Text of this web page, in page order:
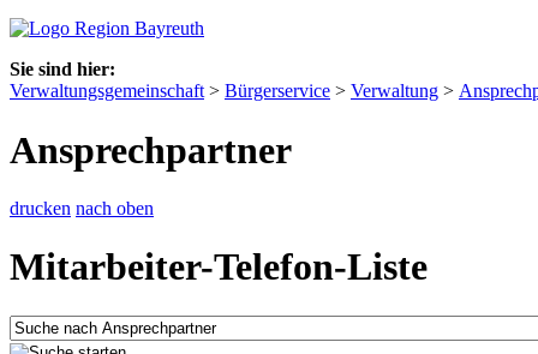
Sie sind hier:
Verwaltungsgemeinschaft > Bürgerservice > Verwaltung >
Ansprechpartner
drucken nach oben
Mitarbeiter-Telefon-Liste